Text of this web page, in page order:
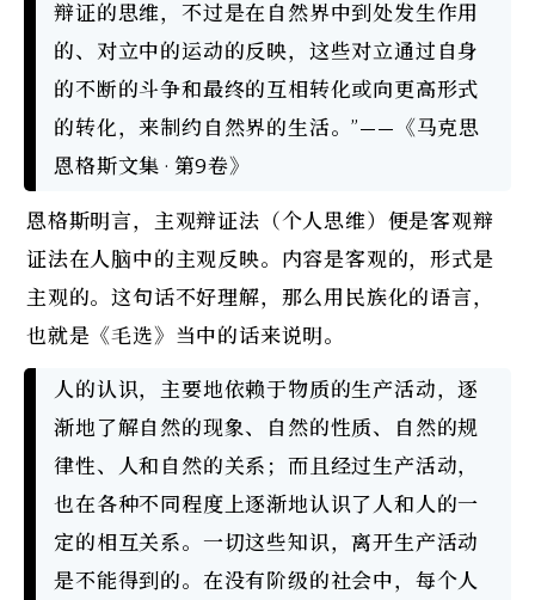
辩证的思维，不过是在自然界中到处发生作用
的、对立中的运动的反映，这些对立通过自身
的不断的斗争和最终的互相转化或向更高形式
的转化，来制约自然界的生活。”——《马克思
恩格斯文集 · 第9卷》
恩格斯明言，主观辩证法（个人思维）便是客观辩
证法在人脑中的主观反映。内容是客观的，形式是
主观的。这句话不好理解，那么用民族化的语言，
也就是《毛选》当中的话来说明。
人的认识，主要地依赖于物质的生产活动，逐
渐地了解自然的现象、自然的性质、自然的规
律性、人和自然的关系；而且经过生产活动，
也在各种不同程度上逐渐地认识了人和人的一
定的相互关系。一切这些知识，离开生产活动
是不能得到的。在没有阶级的社会中，每个人